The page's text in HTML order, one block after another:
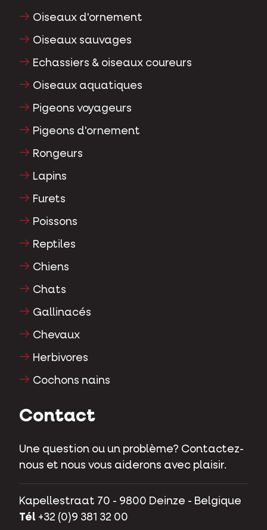
Oiseaux d'ornement
Oiseaux sauvages
Echassiers & oiseaux coureurs
Oiseaux aquatiques
Pigeons voyageurs
Pigeons d'ornement
Rongeurs
Lapins
Furets
Poissons
Reptiles
Chiens
Chats
Gallinacés
Chevaux
Herbivores
Cochons nains
Contact
Une question ou un problème? Contactez-
nous et nous vous aiderons avec plaisir.
Kapellestraat 70 - 9800 Deinze - Belgique
Tél +32 (0)9 381 32 00